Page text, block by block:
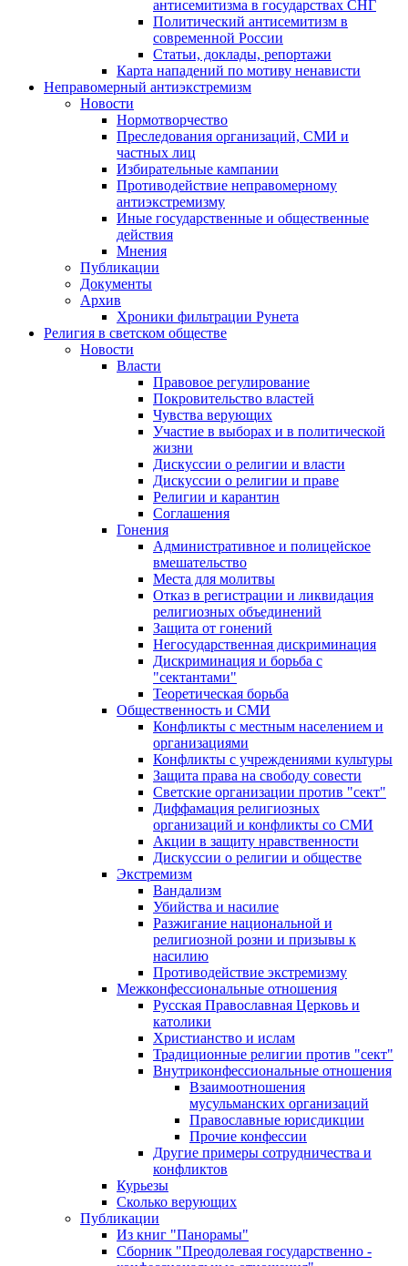
антисемитизма в государствах СНГ
Политический антисемитизм в
современной России
Статьи, доклады, репортажи
Карта нападений по мотиву ненависти
Неправомерный антиэкстремизм
Новости
Нормотворчество
Преследования организаций, СМИ и
частных лиц
Избирательные кампании
Противодействие неправомерному
антиэкстремизму
Иные государственные и общественные
действия
Мнения
Публикации
Документы
Архив
Хроники фильтрации Рунета
Религия в светском обществе
Новости
Власти
Правовое регулирование
Покровительство властей
Чувства верующих
Участие в выборах и в политической
жизни
Дискуссии о религии и власти
Дискуссии о религии и праве
Религии и карантин
Соглашения
Гонения
Административное и полицейское
вмешательство
Места для молитвы
Отказ в регистрации и ликвидация
религиозных объединений
Защита от гонений
Негосударственная дискриминация
Дискриминация и борьба с
"сектантами"
Теоретическая борьба
Общественность и СМИ
Конфликты с местным населением и
организациями
Конфликты с учреждениями культуры
Защита права на свободу совести
Светские организации против "сект"
Диффамация религиозных
организаций и конфликты со СМИ
Акции в защиту нравственности
Дискуссии о религии и обществе
Экстремизм
Вандализм
Убийства и насилие
Разжигание национальной и
религиозной розни и призывы к
насилию
Противодействие экстремизму
Межконфессиональные отношения
Русская Православная Церковь и
католики
Христианство и ислам
Традиционные религии против "сект"
Внутриконфессиональные отношения
Взаимоотношения
мусульманских организаций
Православные юрисдикции
Прочие конфессии
Другие примеры сотрудничества и
конфликтов
Курьезы
Сколько верующих
Публикации
Из книг "Панорамы"
Сборник "Преодолевая государственно -